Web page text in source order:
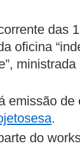
das
oficina
emissão de
.
do